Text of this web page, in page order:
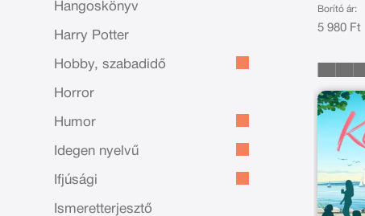
Hangoskönyv
Harry Potter
Hobby, szabadidő
Horror
Humor
Idegen nyelvű
Ifjúsági
Ismeretterjesztő
Borító ár:
5 980 Ft